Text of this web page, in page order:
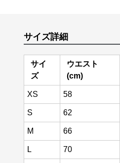
サイズ詳細
サイ
ズ
ウエスト
(cm)
XS 58
S 62
M 66
L 70